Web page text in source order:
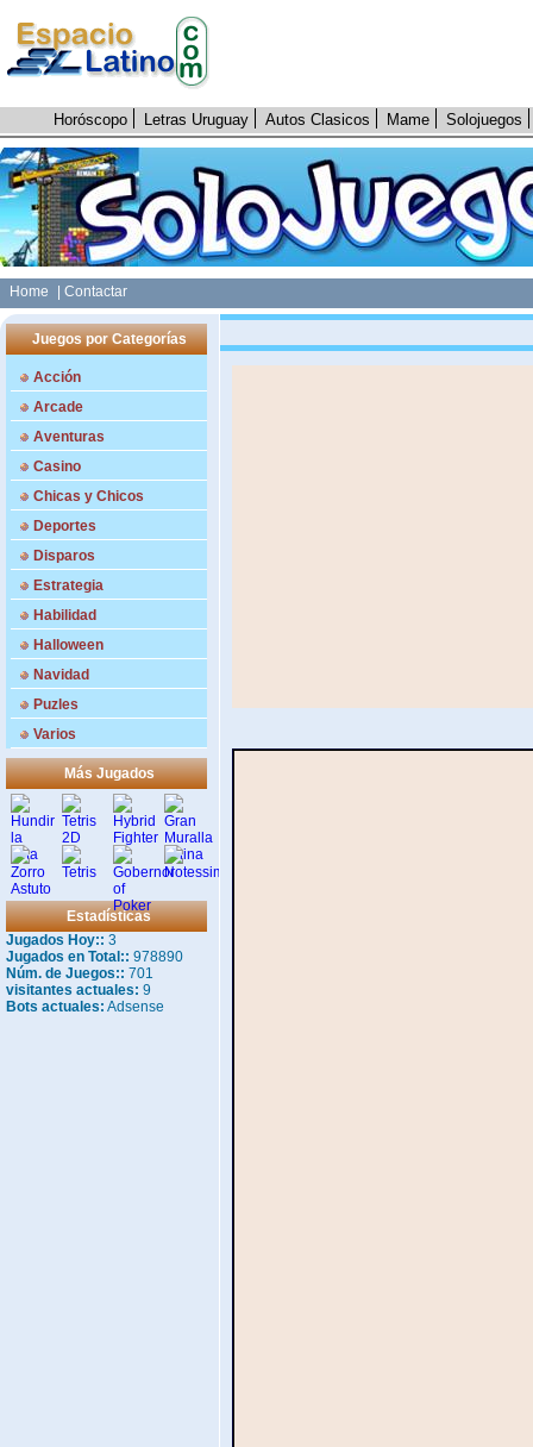
Horóscopo Letras Uruguay Autos Clasicos Mame Solojuegos
Home | Contactar
Juegos por Categorías
Acción
Arcade
Aventuras
Casino
Chicas y Chicos
Deportes
Disparos
Estrategia
Habilidad
Halloween
Navidad
Puzles
Varios
Más Jugados
Estadísticas
Jugados Hoy:: 3
Jugados en Total:: 978890
Núm. de Juegos:: 701
visitantes actuales: 9
Bots actuales: Adsense